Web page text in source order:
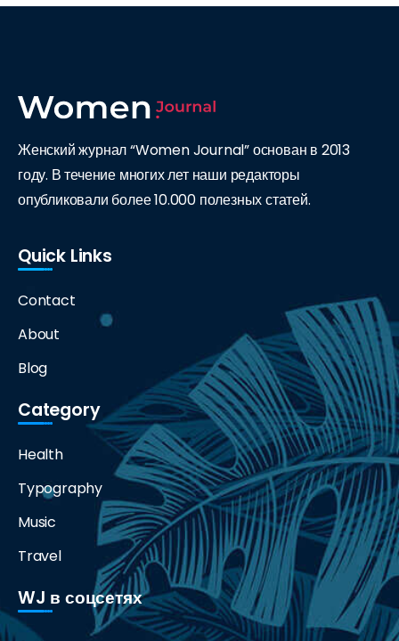
Женский журнал “Women Journal” основан в 2013
году. В течение многих лет наши редакторы
опубликовали более 10.000 полезных статей.
Quick Links
Contact
About
Blog
Category
Health
Typography
Music
Travel
WJ в соцсетях